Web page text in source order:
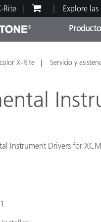
Rite Explore
X-Rite Servicio y
Instrument Drivers for XCM